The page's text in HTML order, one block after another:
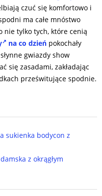
czuć się komfortowo i
ma całe mnóstwo
nie tylko tych, które cenią
na co dzień pokochały
gwiazdy show
się zasadami, zakładając
prześwitujące spodnie.
sukienka bodycon z
z okrągłym